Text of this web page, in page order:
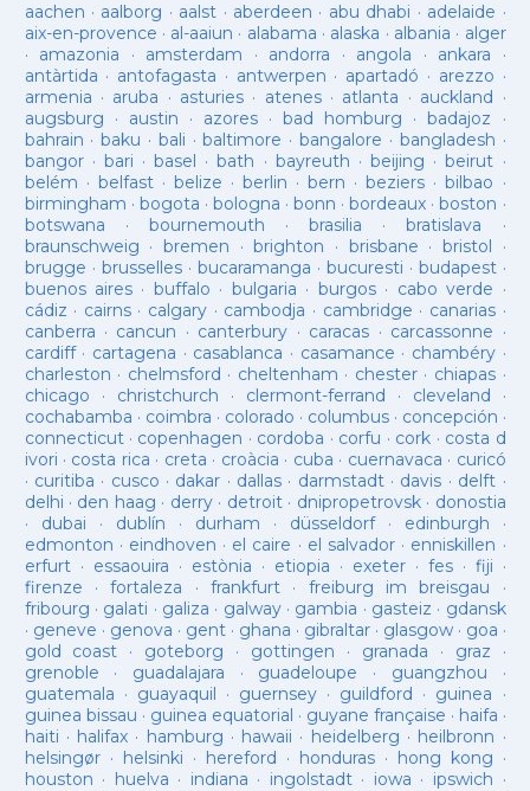
aachen · aalborg · aalst · aberdeen · abu dhabi · adelaide ·
aix-en-provence · al-aaiun · alabama · alaska · albania · alger
· amazonia · amsterdam · andorra · angola · ankara ·
antàrtida · antofagasta · antwerpen · apartadó · arezzo ·
armenia · aruba · asturies· atenes· atlanta · auckland ·
augsburg · austin · azores·bad homburg ·badajoz ·
bahrain ·baku · bali ·baltimore ·bangalore · bangladesh ·
bangor· bari ·basel ·bath · bayreuth ·beijing ·beirut ·
belém · belfast· belize · berlin ·bern ·beziers ·bilbao ·
birmingham · bogota · bologna ·bonn ·bordeaux ·boston ·
botswana · bournemouth ·brasilia ·bratislava ·
braunschweig · bremen ·brighton · brisbane · bristol ·
brugge · brusselles· bucaramanga · bucuresti · budapest·
buenos aires· buffalo · bulgaria · burgos· cabo verde ·
cádiz · cairns· calgary · cambodja · cambridge · canarias·
canberra · cancun · canterbury · caracas · carcassonne ·
cardiff· cartagena · casablanca · casamance · chambéry·
charleston · chelmsford · cheltenham · chester· chiapas ·
chicago · christchurch · clermont-ferrand · cleveland ·
cochabamba · coimbra · colorado · columbus· concepción ·
connecticut· copenhagen · cordoba · corfu · cork · costa d
ivori · costa rica · creta · croàcia · cuba · cuernavaca · curicó
· curitiba · cusco · dakar · dallas · darmstadt· davis · delft ·
delhi · den haag · derry· detroit· dnipropetrovsk· donostia
· dubai · dublín · durham · düsseldorf· edinburgh ·
edmonton · eindhoven · el caire · el salvador · enniskillen ·
erfurt· essaouira · estònia · etiopia · exeter· fes· fiji ·
firenze ·fortaleza · frankfurt· freiburg im breisgau ·
fribourg · galati · galiza · galway· gambia · gasteiz · gdansk
· geneve · genova · gent· ghana · gibraltar· glasgow· goa ·
gold coast · goteborg · gottingen · granada · graz ·
grenoble · guadalajara · guadeloupe · guangzhou ·
guatemala · guayaquil · guernsey· guildford · guinea ·
guinea bissau · guinea equatorial · guyane française · haifa ·
haiti · halifax · hamburg · hawaii · heidelberg · heilbronn ·
helsingør· helsinki · hereford · honduras· hong kong ·
houston · huelva · indiana · ingolstadt· iowa · ipswich ·